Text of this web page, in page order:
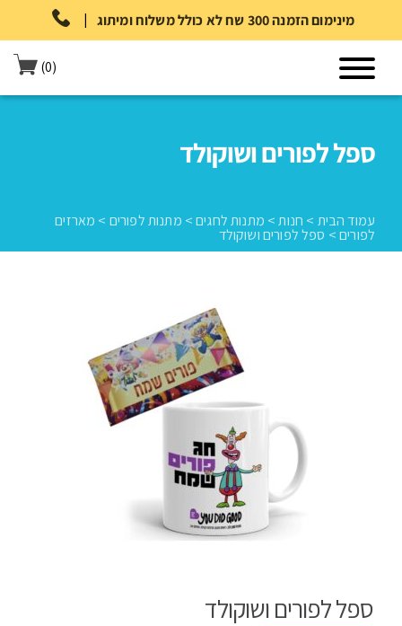
| מינימום הזמנה 300 שח לא כולל משלוח ומיתוג
(0)
ספל לפורים ושוקולד
עמוד הבית > חנות> מתנות לחגים> מתנות לפורים > מארזים
לפורים> ספל לפורים ושוקולד
ספל לפורים ושוקולד